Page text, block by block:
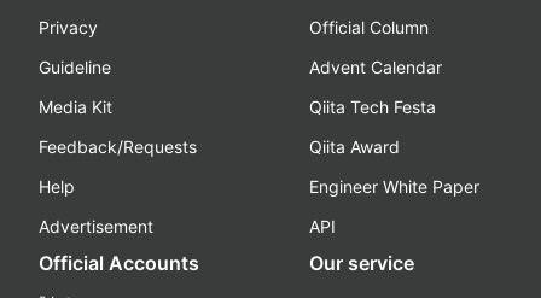
Privacy
Guideline
Media Kit
Feedback/Requests
Help
Advertisement
Official Column
Advent Calendar
Qiita Tech Festa
Qiita Award
Engineer White Paper
API
Official Accounts Our service